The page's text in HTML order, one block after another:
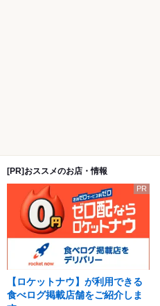
[PR]おススメのお店・情報
PR
【ロケットナウ】が利用できる
食べログ掲載店舗をご紹介しま